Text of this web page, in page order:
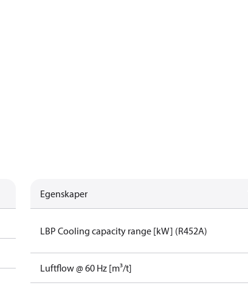
Egenskaper
LBP Cooling capacity range [kW] (R452A)
Luftflow @ 60 Hz [m³/t]